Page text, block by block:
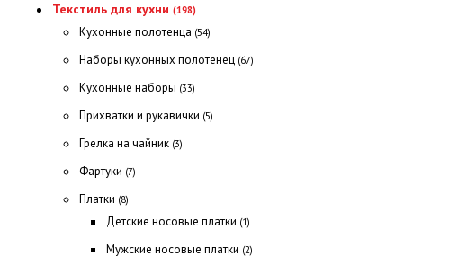
Текстиль для кухни (198)
Кухонные полотенца (54)
Наборы кухонных полотенец (67)
Кухонные наборы (33)
Прихватки и рукавички (5)
Грелка на чайник (3)
Фартуки (7)
Платки (8)
Детские носовые платки (1)
Мужские носовые платки (2)